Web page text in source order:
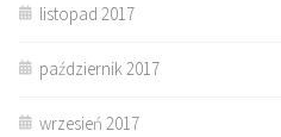
listopad 2017
październik 2017
wrzesień 2017